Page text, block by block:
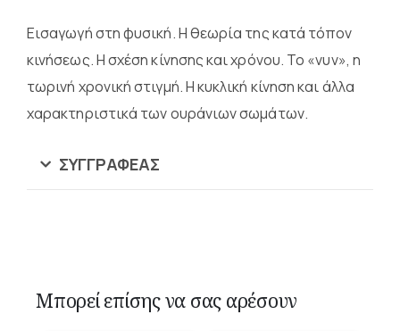
Εισαγωγή στη φυσική. Η θεωρία της κατά τόπον
κινήσεως. Η σχέση κίνησης και χρόνου. Το «νυν», η
τωρινή χρονική στιγμή. Η κυκλική κίνηση και άλλα
χαρακτηριστικά των ουράνιων σωμάτων.
ΣΥΓΓΡΑΦΈΑΣ
Μπορεί επίσης να σας αρέσουν